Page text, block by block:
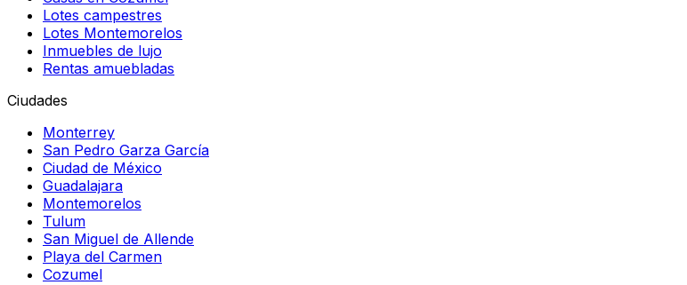
Lotes campestres
Lotes Montemorelos
Inmuebles de lujo
Rentas amuebladas
Ciudades
Monterrey
San Pedro Garza García
Ciudad de México
Guadalajara
Montemorelos
Tulum
San Miguel de Allende
Playa del Carmen
Cozumel